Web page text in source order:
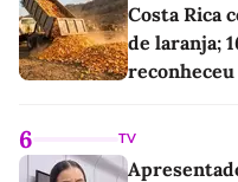
Costa Rica
de laranja;
reconheceu
6 TV